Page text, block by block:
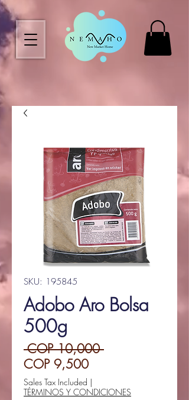
SKU: 195845
Adobo Aro Bolsa
500g
COP 10,000 Regular
COP 9,500Sale
Price
Sales Tax Included |
TÉRMINOS Y CONDICIONES